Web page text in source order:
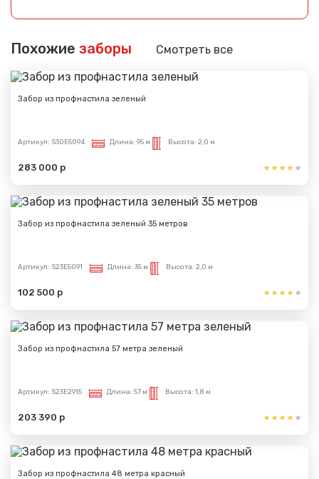
Похожие заборы Смотреть все
Забор из профнастила зеленый
Артикул: S30E5094 Длина: 95 м Высота: 2,0 м
283 000 р
Забор из профнастила зеленый 35 метров
Артикул: S23E5091 Длина: 35 м Высота: 2,0 м
102 500 р
Забор из профнастила 57 метра зеленый
Артикул: S23E2915 Длина: 57 м Высота: 1,8 м
203 390 р
Забор из профнастила 48 метра красный